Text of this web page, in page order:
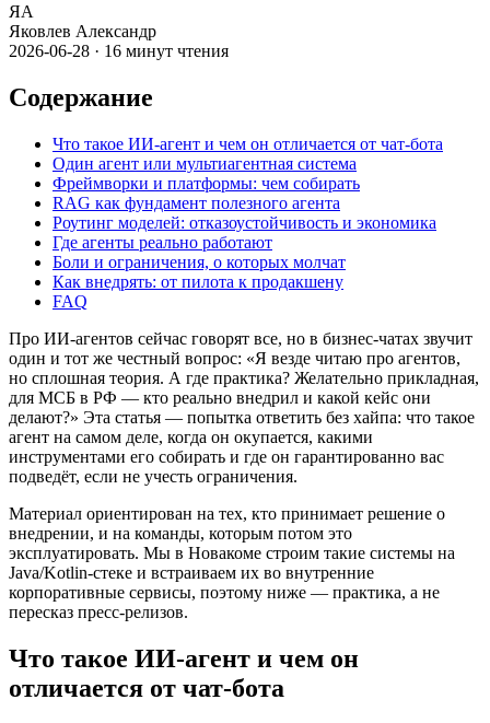
ЯА
Яковлев Александр
2026-06-28 · 16 минут чтения
Содержание
Что такое ИИ-агент и чем он отличается от чат-бота
Один агент или мультиагентная система
Фреймворки и платформы: чем собирать
RAG как фундамент полезного агента
Роутинг моделей: отказоустойчивость и экономика
Где агенты реально работают
Боли и ограничения, о которых молчат
Как внедрять: от пилота к продакшену
FAQ
Про ИИ-агентов сейчас говорят все, но в бизнес-чатах звучит
один и тот же честный вопрос: «Я везде читаю про агентов,
но сплошная теория. А где практика? Желательно прикладная,
для МСБ в РФ — кто реально внедрил и какой кейс они
делают?» Эта статья — попытка ответить без хайпа: что такое
агент на самом деле, когда он окупается, какими
инструментами его собирать и где он гарантированно вас
подведёт, если не учесть ограничения.
Материал ориентирован на тех, кто принимает решение о
внедрении, и на команды, которым потом это
эксплуатировать. Мы в Новакоме строим такие системы на
Java/Kotlin-стеке и встраиваем их во внутренние
корпоративные сервисы, поэтому ниже — практика, а не
пересказ пресс-релизов.
Что такое ИИ-агент и чем он
отличается от чат-бота